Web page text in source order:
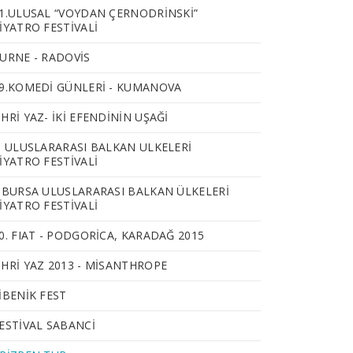
“VOYDAN ÇERNODRINSKI”
FESTIVALI
- RADOVIS
GÜNLERİ - KUMANOVA
YAZ- İKİ EFENDİNİN UŞAĞI
ULUSLARARASI BALKAN ULKELERI
FESTIVALI
ULUSLARARASI BALKAN ÜLKELERİ
FESTİVALİ
FIAT - PODGORICA, KARADAĞ 2015
YAZ 2013 - MISANTHROPE
FEST
SABANCI